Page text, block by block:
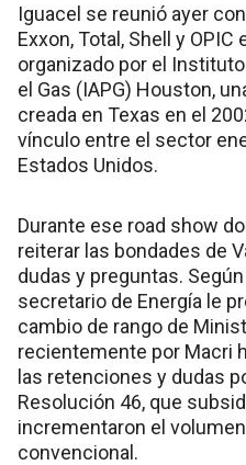
Iguacel se reunió ayer
Exxon, Total, Shell y
organizado por el
el Gas (IAPG) Houston,
creada en Texas en el
vínculo entre el sector
Estados Unidos.
Durante ese road show
reiterar las bondades de
dudas y preguntas.
secretario de Energía le
cambio de rango de
recientemente por Macri
las retenciones y dudas
Resolución 46, que
incrementaron el
convencional.